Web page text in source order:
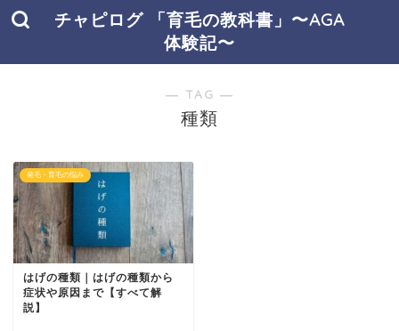
チャピログ 「育毛の教科書」〜AGA
体験記〜
― TAG ―
種類
発毛・育毛の悩み
はげの種類｜はげの種類から
症状や原因まで【すべて解
説】